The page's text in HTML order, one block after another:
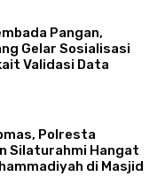
Pangan,
Gelar Sosialisasi
Validasi Data
Polresta
Silaturahmi Hangat
di Masjid